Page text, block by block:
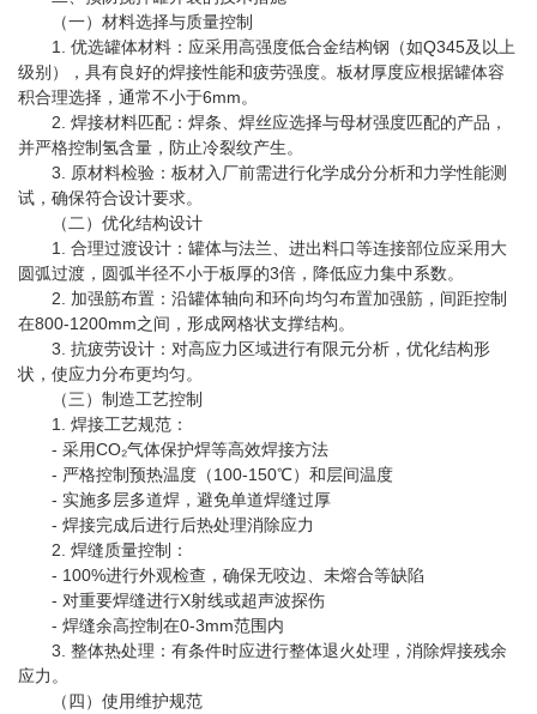
（一）材料选择与质量控制
1. 优选罐体材料：应采用高强度低合金结构钢（如Q345及以上
级别），具有良好的焊接性能和疲劳强度。板材厚度应根据罐体容
积合理选择，通常不小于6mm。
2. 焊接材料匹配：焊条、焊丝应选择与母材强度匹配的产品，
并严格控制氢含量，防止冷裂纹产生。
3. 原材料检验：板材入厂前需进行化学成分分析和力学性能测
试，确保符合设计要求。
（二）优化结构设计
1. 合理过渡设计：罐体与法兰、进出料口等连接部位应采用大
圆弧过渡，圆弧半径不小于板厚的3倍，降低应力集中系数。
2. 加强筋布置：沿罐体轴向和环向均匀布置加强筋，间距控制
在800-1200mm之间，形成网格状支撑结构。
3. 抗疲劳设计：对高应力区域进行有限元分析，优化结构形
状，使应力分布更均匀。
（三）制造工艺控制
1. 焊接工艺规范：
- 采用CO₂气体保护焊等高效焊接方法
- 严格控制预热温度（100-150℃）和层间温度
- 实施多层多道焊，避免单道焊缝过厚
- 焊接完成后进行后热处理消除应力
2. 焊缝质量控制：
- 100%进行外观检查，确保无咬边、未熔合等缺陷
- 对重要焊缝进行X射线或超声波探伤
- 焊缝余高控制在0-3mm范围内
3. 整体热处理：有条件时应进行整体退火处理，消除焊接残余
应力。
（四）使用维护规范